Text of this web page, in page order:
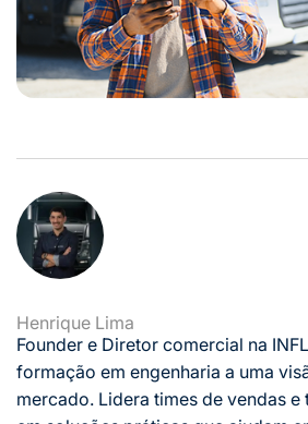
Henrique Lima
Founder e Diretor comercial na
formação em engenharia a uma
mercado. Lidera times de vendas